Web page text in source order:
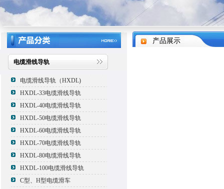
电缆滑线导轨
电缆滑线导轨（HXDL)
HXDL-33电缆滑线导轨
HXDL-40电缆滑线导轨
HXDL-50电缆滑线导轨
HXDL-60电缆滑线导轨
HXDL-70电缆滑线导轨
HXDL-80电缆滑线导轨
HXDL-100电缆滑线导轨
C型、H型电缆滑车
产品展示